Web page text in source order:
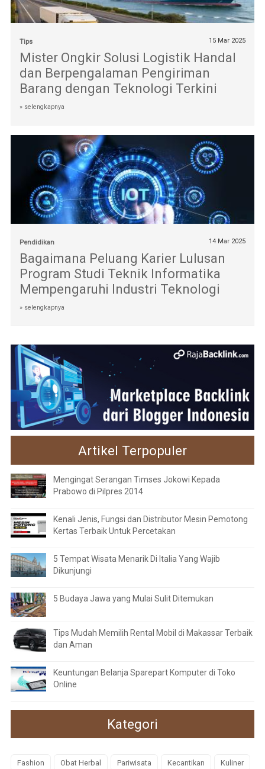
Tips 15 Mar 2025
Mister Ongkir Solusi Logistik Handal
dan Berpengalaman Pengiriman
Barang dengan Teknologi Terkini
» selengkapnya
Pendidikan 14 Mar 2025
Bagaimana Peluang Karier Lulusan
Program Studi Teknik Informatika
Mempengaruhi Industri Teknologi
» selengkapnya
Artikel Terpopuler
Mengingat Serangan Timses Jokowi Kepada
Prabowo di Pilpres 2014
Kenali Jenis, Fungsi dan Distributor Mesin Pemotong
Kertas Terbaik Untuk Percetakan
5 Tempat Wisata Menarik Di Italia Yang Wajib
Dikunjungi
5 Budaya Jawa yang Mulai Sulit Ditemukan
Tips Mudah Memilih Rental Mobil di Makassar Terbaik
dan Aman
Keuntungan Belanja Sparepart Komputer di Toko
Online
Kategori
Fashion Obat Herbal Pariwisata Kecantikan Kuliner